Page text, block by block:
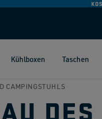
Kühlboxen Taschen
CAMPINGSTUHLS
DES